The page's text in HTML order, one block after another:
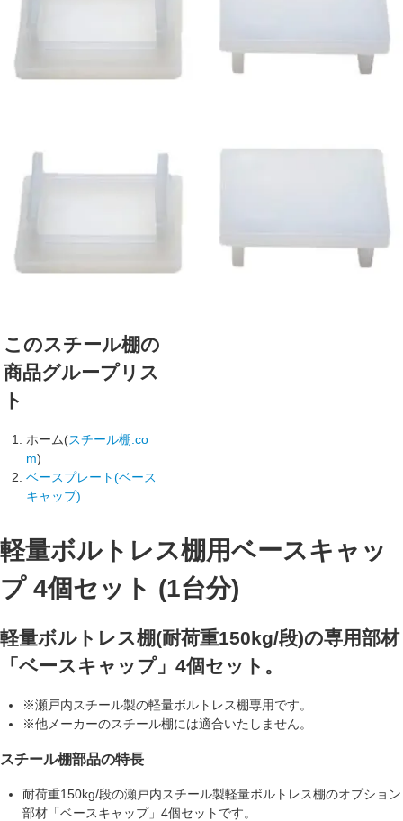
このスチール棚の
商品グループリス
ト
ホーム(スチール棚.co
m)
ベースプレート(ベース
キャップ)
軽量ボルトレス棚用ベースキャッ
プ 4個セット (1台分)
軽量ボルトレス棚(耐荷重150kg/段)の専用部材
「ベースキャップ」4個セット。
※瀬戸内スチール製の軽量ボルトレス棚専用です。
※他メーカーのスチール棚には適合いたしません。
スチール棚部品の特長
耐荷重150kg/段の瀬戸内スチール製軽量ボルトレス棚のオプション
部材「ベースキャップ」4個セットです。